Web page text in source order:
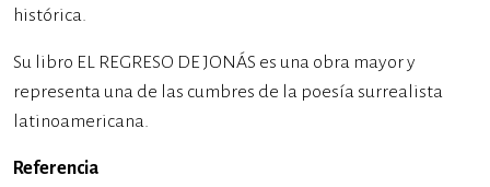
histórica.
Su libro EL REGRESO DE JONÁS es una obra mayor y
representa una de las cumbres de la poesía surrealista
latinoamericana.
Referencia